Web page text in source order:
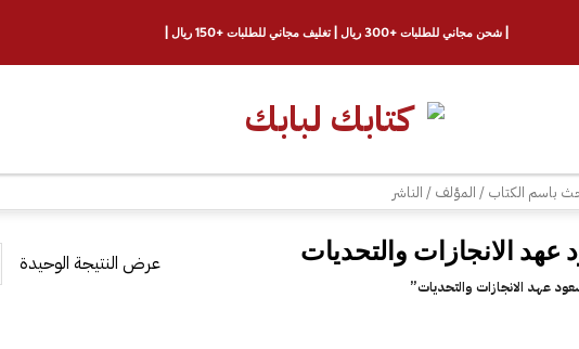
عرض النتيجة الوحيدة
| شحن مجاني للطلبات +300 ريال | تغليف مجاني للطلبات +150 ريال |